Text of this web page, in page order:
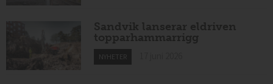
Sandvik lanserar eldriven
topparhammarrigg
NYHETER